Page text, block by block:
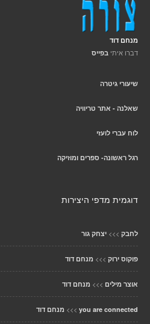
מנחם דוד
דברו איתי בפייס
שיעורי גיטרה
שאלנה - אתר טריוויה
לוח עברי לועזי
רגל ראשונה- ספרים ומוזיקה
דוגמית מדפי היצירות
לחבק >>> יצחק גור
פוקוס ירוק >>> מנחם דוד
אוצר מילים >>> מנחם דוד
you are connected
>>> מנחם דוד